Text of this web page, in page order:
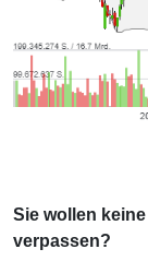
Sie wollen
verpassen?